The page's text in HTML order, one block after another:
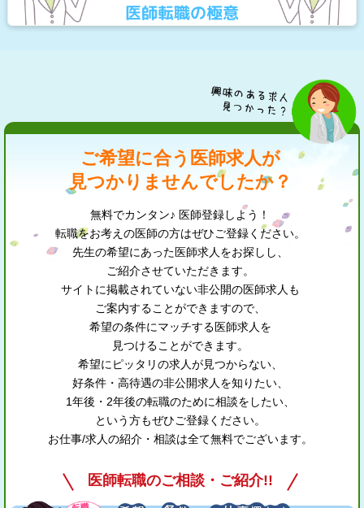
医師転職の極意
ご希望に合う医師求人が
見つかりませんでしたか？
無料でカンタン♪ 医師登録しよう！
転職をお考えの医師の方はぜひご登録ください。
先生の希望にあった医師求人をお探しし、
ご紹介させていただきます。
サイトに掲載されていない非公開の医師求人も
ご案内することができますので、
希望の条件にマッチする医師求人を
見つけることができます。
希望にピッタリの求人が見つからない、
好条件・高待遇の非公開求人を知りたい、
1年後・2年後の転職のために相談をしたい、
という方もぜひご登録ください。
お仕事/求人の紹介・相談は全て無料でございます。
医師転職のご相談・ご紹介!!